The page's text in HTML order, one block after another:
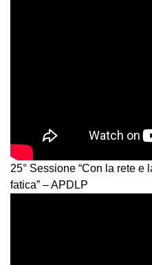
25° Sessione “Con la rete e
fatica” – APDLP